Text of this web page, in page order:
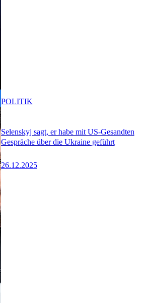
Selenskyj sagt, er habe mit US-Gesandten
Gespräche über die Ukraine geführt
26.12.2025
POLITIK